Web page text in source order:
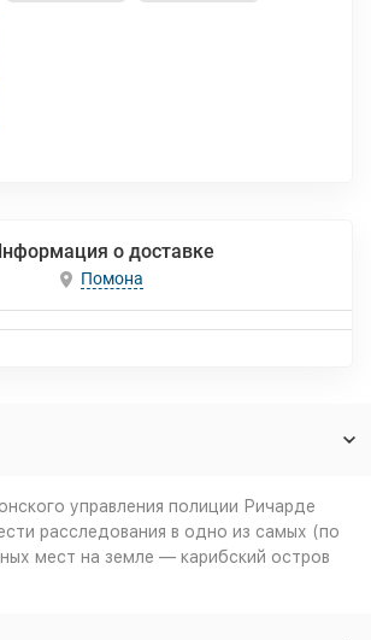
о доставке
Помона
управления полиции Ричарде
расследования в одно из самых (по
мест на земле — карибский остров